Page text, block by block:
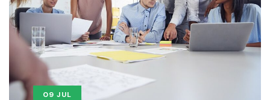
09 JUL